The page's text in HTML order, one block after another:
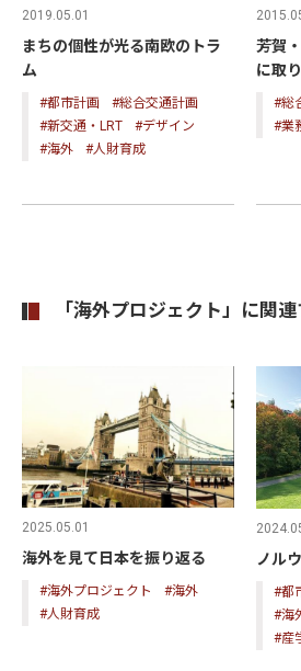
2019.05.01
まちの個性が光る南欧のトラ
ム
#都市計画
#総合交通計画
#新交通・LRT
#デザイン
#海外
#人財育成
芳賀
に取
#総
#業
「海外プロジェクト」に関
2025.05.01
海外を見て日本を振り返る
#海外プロジェクト
#海外
#人財育成
ノル
#都
#海
#産